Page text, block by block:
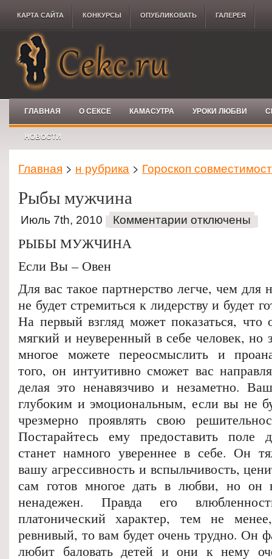
КАРТА САЙТА КОНКУРCЫ ОПУБЛИКОВАТЬ ГАЛЕРЕЯ
ГЛАВНАЯ О СЕКСЕ КАМАСУТРА УРОКИ ЛЮБВИ
НОВОСТИ
Главная > н рубрика > Гороскоп
Рыбы мужчина
Июль 7th, 2010 Комментарии отключены
РЫБЫ МУЖЧИНА
Если Вы – Овен
Для вас такое партнерство легче, чем
не будет стремиться к лидерству и будет
На первый взгляд может показаться,
мягкий и неуверенный в себе человек,
многое можете переосмыслить и
того, он интуитивно сможет вас
делая это ненавязчиво и незаметно.
глубоким и эмоциональным, если вы не
чрезмерно проявлять свою
Постарайтесь ему предоставить поле
станет намного увереннее в себе. Он
вашу агрессивность и вспыльчивость,
сам готов многое дать в любви, но он
ненадежен. Правда его
платонический характер, тем не
ревнивый, то вам будет очень трудно. Он
любит баловать детей и они к нему